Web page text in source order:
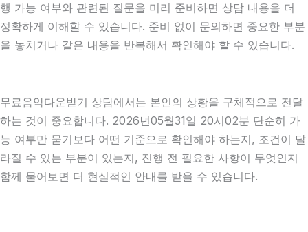
행 가능 여부와 관련된 질문을 미리 준비하면 상담 내용을 더
정확하게 이해할 수 있습니다. 준비 없이 문의하면 중요한 부분
을 놓치거나 같은 내용을 반복해서 확인해야 할 수 있습니다.
무료음악다운받기 상담에서는 본인의 상황을 구체적으로 전달
하는 것이 중요합니다. 2026년05월31일 20시02분 단순히 가
능 여부만 묻기보다 어떤 기준으로 확인해야 하는지, 조건이 달
라질 수 있는 부분이 있는지, 진행 전 필요한 사항이 무엇인지
함께 물어보면 더 현실적인 안내를 받을 수 있습니다.